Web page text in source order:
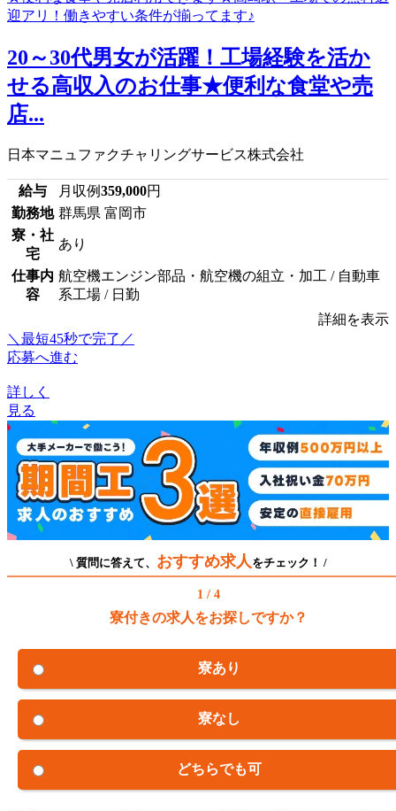
20～30代男女が活躍！工場経験を活か
せる高収入のお仕事★便利な食堂や売
店...
日本マニュファクチャリングサービス株式会社
給与 月収例359,000円
勤務地 群馬県 富岡市
寮・社
宅
あり
仕事内
容
航空機エンジン部品・航空機の組立・加工 / 自動車
系工場 / 日勤
詳細を表示
＼最短45秒で完了／
応募へ進む
詳しく
見る
\ 質問に答えて、 おすすめ求人 をチェック！ /
1 / 4
寮付きの求人をお探しですか？
寮あり
寮なし
どちらでも可